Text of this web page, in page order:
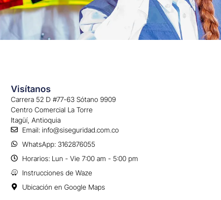
Visítanos
Carrera 52 D #77-63 Sótano 9909
Centro Comercial La Torre
Itagüí, Antioquia
Email: info@siseguridad.com.co
WhatsApp: 3162876055
Horarios: Lun - Vie 7:00 am - 5:00 pm
Instrucciones de Waze
Ubicación en Google Maps